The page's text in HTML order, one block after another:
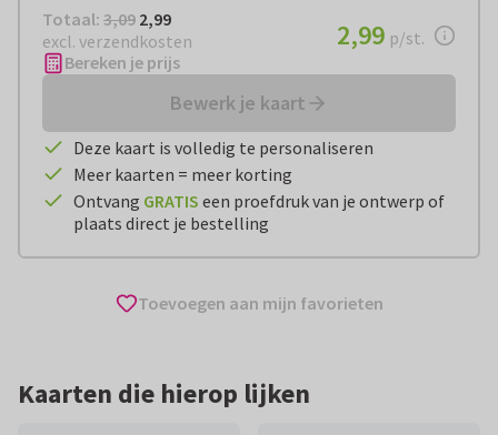
Totaal: € 2,99
Totaal: 3,09 2,99
excl. verzendkosten
€ 2,99per stuk
2,99 p/st.
Bereken je prijs
Bewerk je kaart
Deze kaart is volledig te personaliseren
Meer kaarten = meer korting
Ontvang GRATIS een proefdruk van je ontwerp of
plaats direct je bestelling
Toevoegen aan mijn favorieten
Kaarten die hierop lijken